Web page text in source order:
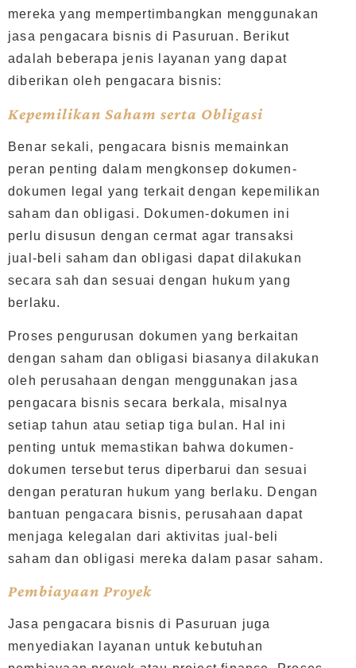
mereka yang mempertimbangkan menggunakan
jasa pengacara bisnis di Pasuruan. Berikut
adalah beberapa jenis layanan yang dapat
diberikan oleh pengacara bisnis:
Kepemilikan Saham serta Obligasi
Benar sekali, pengacara bisnis memainkan
peran penting dalam mengkonsep dokumen-
dokumen legal yang terkait dengan kepemilikan
saham dan obligasi. Dokumen-dokumen ini
perlu disusun dengan cermat agar transaksi
jual-beli saham dan obligasi dapat dilakukan
secara sah dan sesuai dengan hukum yang
berlaku.
Proses pengurusan dokumen yang berkaitan
dengan saham dan obligasi biasanya dilakukan
oleh perusahaan dengan menggunakan jasa
pengacara bisnis secara berkala, misalnya
setiap tahun atau setiap tiga bulan. Hal ini
penting untuk memastikan bahwa dokumen-
dokumen tersebut terus diperbarui dan sesuai
dengan peraturan hukum yang berlaku. Dengan
bantuan pengacara bisnis, perusahaan dapat
menjaga kelegalan dari aktivitas jual-beli
saham dan obligasi mereka dalam pasar saham.
Pembiayaan Proyek
Jasa pengacara bisnis di Pasuruan juga
menyediakan layanan untuk kebutuhan